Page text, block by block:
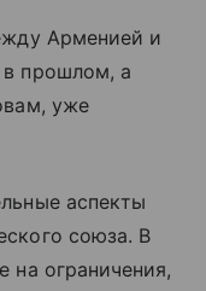
Арменией и
в прошлом, а
уже
аспекты
союза. В
на ограничения,